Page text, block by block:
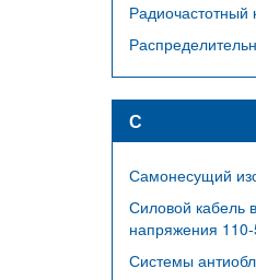
Радиочастотный
С
Самонесущий
Силовой кабель
напряжения
Системы